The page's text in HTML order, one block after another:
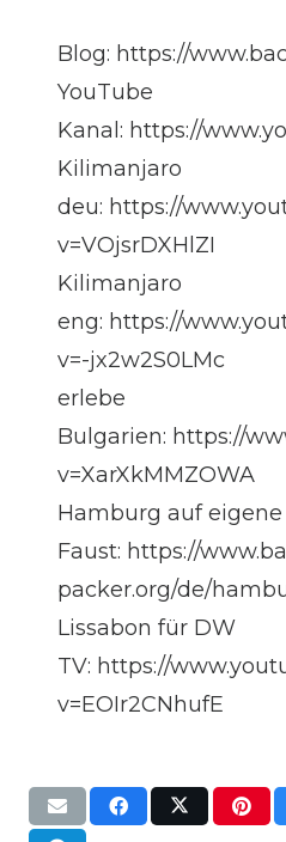
Blog: https://
YouTube
Kanal: https://
Kilimanjaro
deu: https://
v=VOjsrDXHlZI
Kilimanjaro
eng: https://
v=-jx2w2S0LMc
erlebe
Bulgarien: https://
v=XarXkMMZOWA
Hamburg auf eigene
Faust: https://
packer.org/de/
Lissabon für DW
TV: https://
v=EOIr2CNhufE